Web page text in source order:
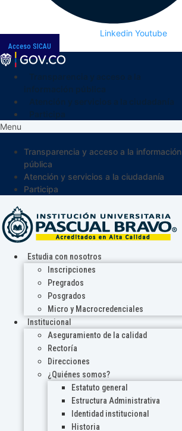
Linkedin Youtube
Acceso SICAU
Menu
Transparencia y acceso a la información
pública
Atención y servicios a la ciudadanía
Participa
Estudia con nosotros
Inscripciones
Pregrados
Posgrados
Micro y Macrocredenciales
Institucional
Aseguramiento de la calidad
Rectoría
Direcciones
¿Quiénes somos?
Estatuto general
Estructura Administrativa
Identidad institucional
Historia